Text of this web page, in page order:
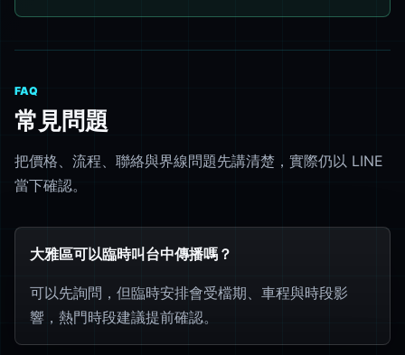
FAQ
常見問題
把價格、流程、聯絡與界線問題先講清楚，實際仍以 LINE
當下確認。
大雅區可以臨時叫台中傳播嗎？
可以先詢問，但臨時安排會受檔期、車程與時段影
響，熱門時段建議提前確認。